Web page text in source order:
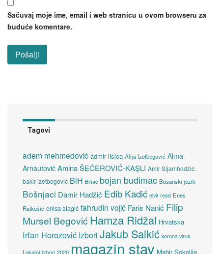
Sačuvaj moje ime, email i web stranicu u ovom browseru za
buduće komentare.
Tagovi
adem mehmedović admir lisica Alija Izetbegović Alma
Arnautović Amina ŠEĆEROVIĆ-KAŞLI Amir Sijamhodžić.
bakir izetbegović BiH Bihać bojan budimac Bosanski jezik
Bošnjaci Damir Hadžić Edib Kadić elvir resić Enes
Ratkušić enisa alagić fahrudin vojić Faris Nanić Filip
Mursel Begović Hamza Ridžal Hrvatska
Irfan Horozović Izbori Jakub Salkić korona virus
Lokalni izbori 2020 magazin stav Mahir Sokolija